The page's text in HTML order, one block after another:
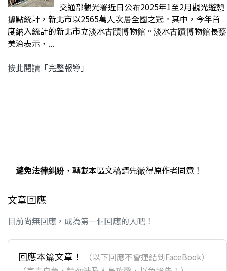
交通部觀光署近日公布2025年1至2月觀光遊憩
據點統計，新北市以2565萬人次居全國之冠。其中，今年首
度納入統計的新北市立淡水古蹟博物館。淡水古蹟博物館長蔡
美治表示，...
按此閱讀「完整報導」
避免法律糾紛，轉載本區文稿請先徵得原作者同意！
文章回應
目前尚無回應，成為第一個回應的人吧！
回應本篇文章！
（以下回應不會連結到FaceBook）